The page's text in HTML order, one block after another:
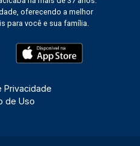
oferecendo a melhor
para você e sua família.
Privacidade
de Uso